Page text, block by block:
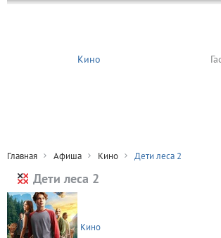
Кино
Главная Афиша Кино Дети леса 2
Дети леса 2
Кино